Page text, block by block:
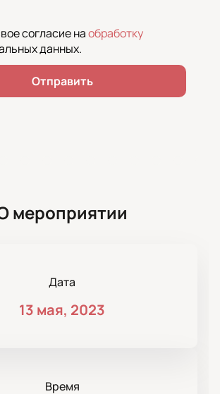
согласие наобработку
данных.
Отправить
мероприятии
Дата
13 мая, 2023
Время